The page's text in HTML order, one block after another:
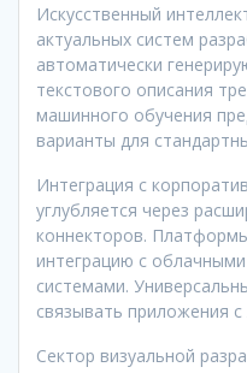
Искусственный
актуальных систем
автоматически
текстового описания
машинного обучения
варианты для
Интеграция с
углубляется через
коннекторов.
интеграцию с
системами.
связывать приложения
Сектор визуальной